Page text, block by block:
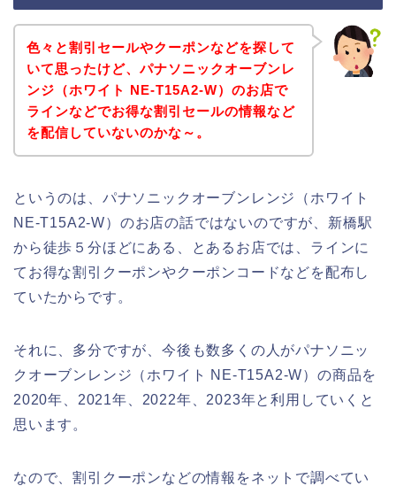
色々と割引セールやクーポンなどを探して
いて思ったけど、パナソニックオーブンレ
ンジ（ホワイト NE-T15A2-W）のお店で
ラインなどでお得な割引セールの情報など
を配信していないのかな～。
というのは、パナソニックオーブンレンジ（ホワイト
NE-T15A2-W）のお店の話ではないのですが、新橋駅
から徒歩５分ほどにある、とあるお店では、ラインに
てお得な割引クーポンやクーポンコードなどを配布し
ていたからです。
それに、多分ですが、今後も数多くの人がパナソニッ
クオーブンレンジ（ホワイト NE-T15A2-W）の商品を
2020年、2021年、2022年、2023年と利用していくと
思います。
なので、割引クーポンなどの情報をネットで調べてい